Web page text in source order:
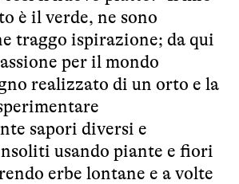
è il verde, ne sono
traggo ispirazione; da qui
per il mondo
realizzato di un orto e la
sapori diversi e
usando piante e fiori
erbe lontane e a volte